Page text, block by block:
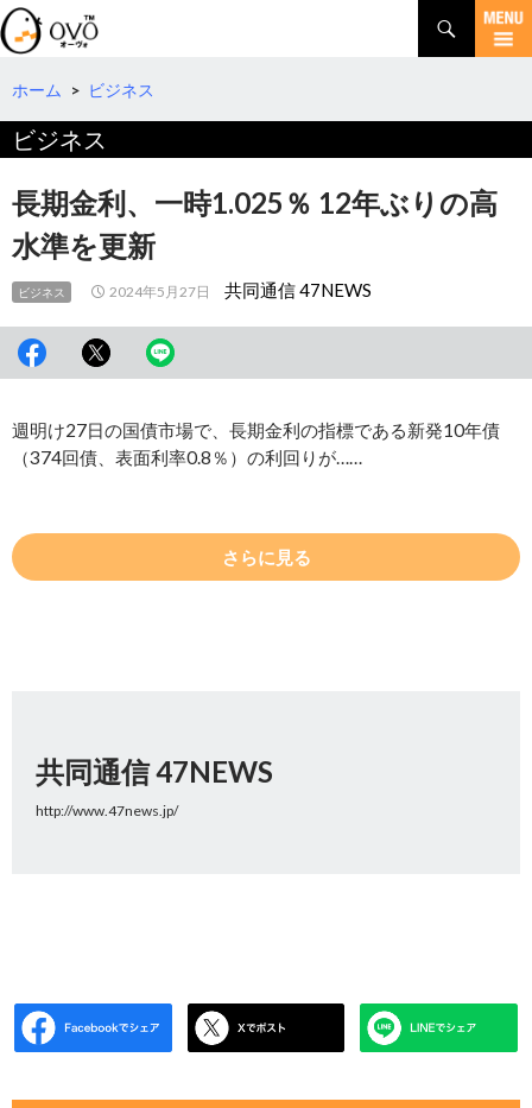
検
索
コ
テ
へ
ホーム > ビジネス
ビジネス
長期金利、一時1.025％ 12年ぶりの高
水準を更新
ビジネス 2024年5月27日 共同通信 47NEWS
週明け27日の国債市場で、長期金利の指標である新発10年債
（374回債、表面利率0.8％）の利回りが……
さらに見る
共同通信 47NEWS
http://www.47news.jp/